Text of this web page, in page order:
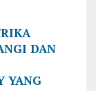
DAN
YANG